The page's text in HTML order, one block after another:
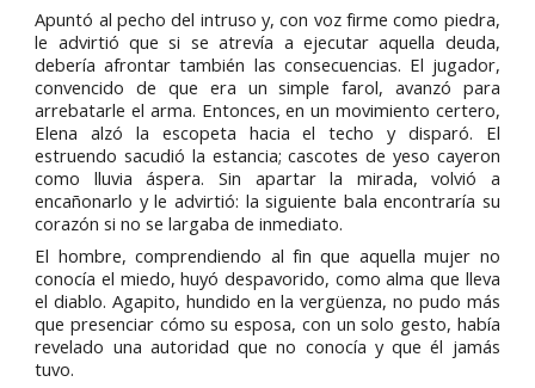
Apuntó al pecho del intruso y, con voz firme como piedra,
le advirtió que si se atrevía a ejecutar aquella deuda,
debería afrontar también las consecuencias. El jugador,
convencido de que era un simple farol, avanzó para
arrebatarle el arma. Entonces, en un movimiento certero,
Elena alzó la escopeta hacia el techo y disparó. El
estruendo sacudió la estancia; cascotes de yeso cayeron
como lluvia áspera. Sin apartar la mirada, volvió a
encañonarlo y le advirtió: la siguiente bala encontraría su
corazón si no se largaba de inmediato.
El hombre, comprendiendo al fin que aquella mujer no
conocía el miedo, huyó despavorido, como alma que lleva
el diablo. Agapito, hundido en la vergüenza, no pudo más
que presenciar cómo su esposa, con un solo gesto, había
revelado una autoridad que no conocía y que él jamás
tuvo.